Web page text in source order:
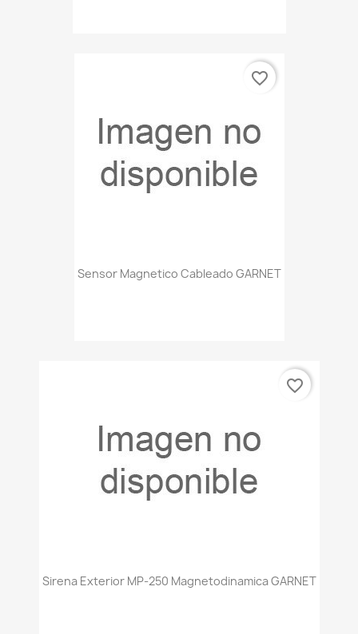
Sensor Magnetico Cableado GARNET
favorite_border
Sirena Exterior MP-250 Magnetodinamica GARNET
favorite_border